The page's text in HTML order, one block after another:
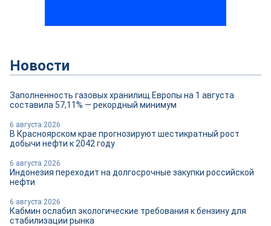
Новости
Заполненность газовых хранилищ Европы на 1 августа
составила 57,11% — рекордный минимум
6 августа 2026
В Красноярском крае прогнозируют шестикратный рост
добычи нефти к 2042 году
6 августа 2026
Индонезия переходит на долгосрочные закупки российской
нефти
6 августа 2026
Кабмин ослабил экологические требования к бензину для
стабилизации рынка